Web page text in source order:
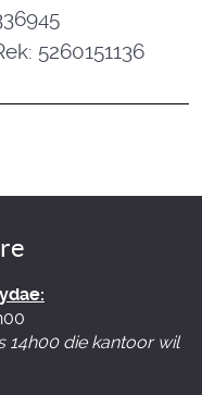
5260151136
14h00 die kantoor wil